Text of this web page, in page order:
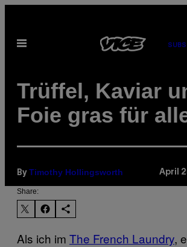
content
Open
Trüffel, Kaviar
Foie gras für
By Timothy Hollingsworth April
Share:
Als ich im The French Laundry,